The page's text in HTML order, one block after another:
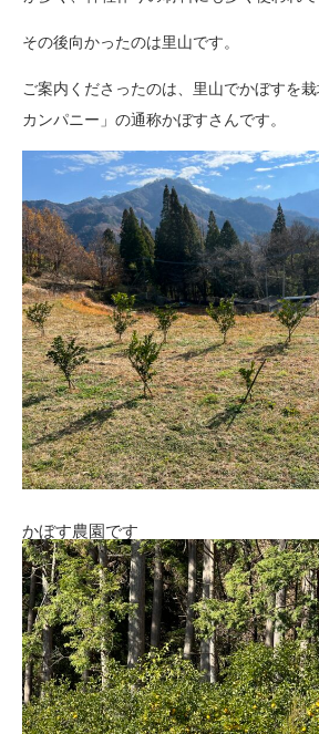
その後向かったのは里山です。
ご案内くださったのは、里山でかぼすを
カンパニー」の通称かぼすさんです。
かぼす農園です